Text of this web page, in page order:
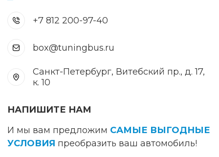
+7 812 200-97-40
box@tuningbus.ru
Санкт-Петербург, Витебский пр., д. 17,
к. 10
НАПИШИТЕ НАМ
И мы вам предложим САМЫЕ ВЫГОДНЫЕ
УСЛОВИЯ преобразить ваш автомобиль!